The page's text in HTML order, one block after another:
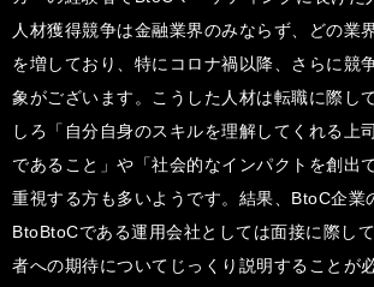
人材獲得競争は金融業界のみならず、どの業
を増しており、特にコロナ禍以降、さらに競
象がございます。こうした人材は転職に際し
しろ「自分自身のスキルを理解してくれる上
であること」や「社会的なインパクトを創出
重視する方も多いようです。結果、BtoC企業
BtoBtoCである運用会社としては面接に際し
者への期待についてじっくり説明することが